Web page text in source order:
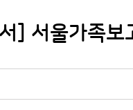
] 서울가족